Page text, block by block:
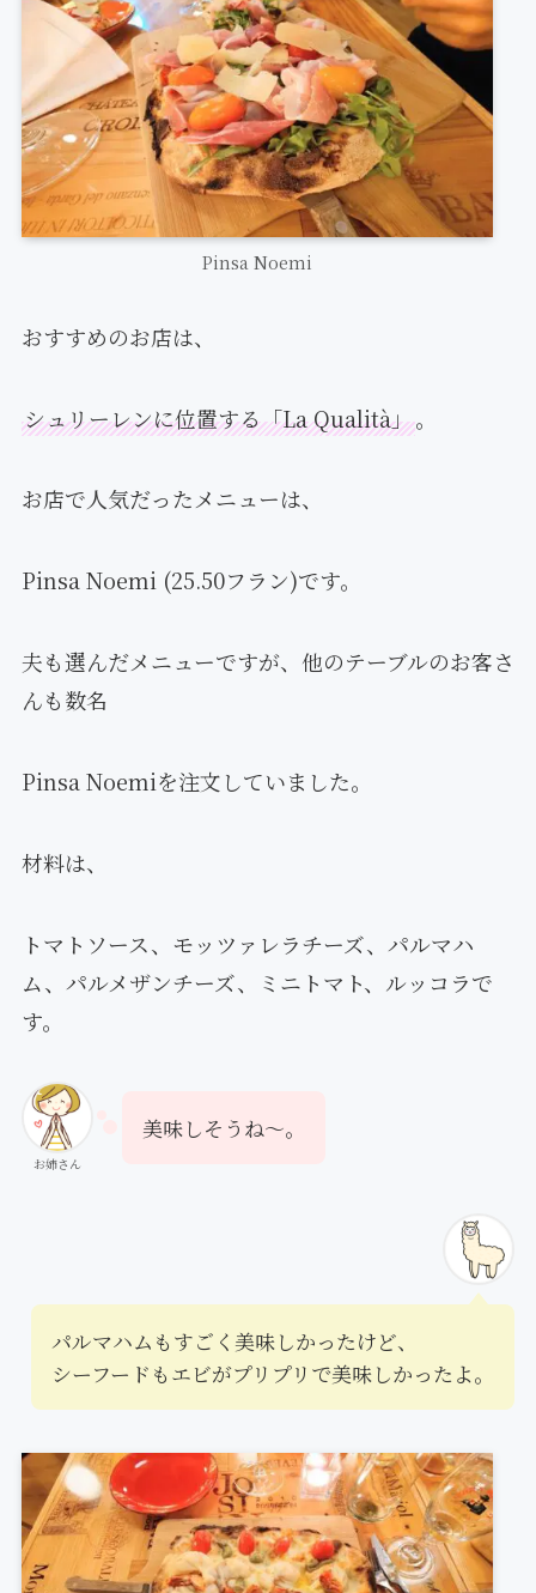
Pinsa Noemi
おすすめのお店は、
シュリーレンに位置する「La Qualità」。
お店で人気だったメニューは、
Pinsa Noemi (25.50フラン)です。
夫も選んだメニューですが、他のテーブルのお客さ
んも数名
Pinsa Noemiを注文していました。
材料は、
トマトソース、モッツァレラチーズ、パルマハ
ム、パルメザンチーズ、ミニトマト、ルッコラで
す。
お姉さん
美味しそうね〜。
パルマハムもすごく美味しかったけど、
シーフードもエビがプリプリで美味しかったよ。